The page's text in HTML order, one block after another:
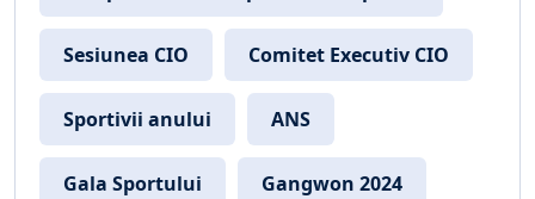
Sesiunea CIO Comitet Executiv CIO
Sportivii anului ANS
Gala Sportului Gangwon 2024